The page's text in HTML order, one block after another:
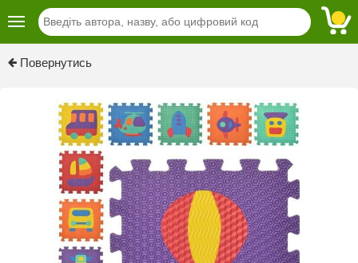
Повернутись